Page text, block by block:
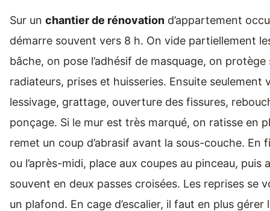
Sur un chantier de rénovation d’appartement
démarre souvent vers 8 h. On vide partiellement
bâche, on pose l’adhésif de masquage, on protège
radiateurs, prises et huisseries. Ensuite seulement
lessivage, grattage, ouverture des fissures,
ponçage. Si le mur est très marqué, on ratisse en
remet un coup d’abrasif avant la sous-couche. En
ou l’après-midi, place aux coupes au pinceau, puis
souvent en deux passes croisées. Les reprises se
un plafond. En cage d’escalier, il faut en plus gérer